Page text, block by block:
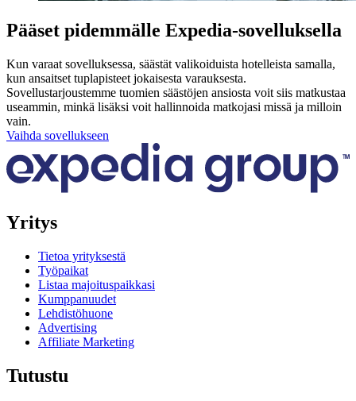
Pääset pidemmälle Expedia-sovelluksella
Kun varaat sovelluksessa, säästät valikoiduista hotelleista samalla,
kun ansaitset tuplapisteet jokaisesta varauksesta.
Sovellustarjoustemme tuomien säästöjen ansiosta voit siis matkustaa
useammin, minkä lisäksi voit hallinnoida matkojasi missä ja milloin
vain.
Vaihda sovellukseen
Yritys
Tietoa yrityksestä
Työpaikat
Listaa majoituspaikkasi
Kumppanuudet
Lehdistöhuone
Advertising
Affiliate Marketing
Tutustu